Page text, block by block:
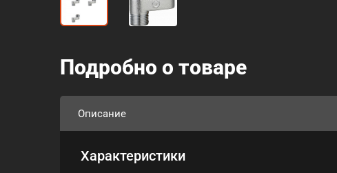
Подробно о товаре
Описание
Характеристики